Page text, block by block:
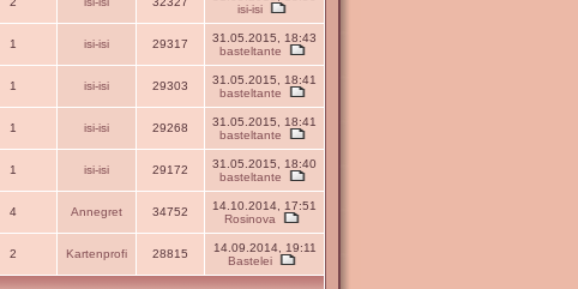
isi-isi
1 isi-isi 29317
31.05.2015, 18:43
basteltante
1 isi-isi 29303
31.05.2015, 18:41
basteltante
1 isi-isi 29268
31.05.2015, 18:41
basteltante
1 isi-isi 29172
31.05.2015, 18:40
basteltante
4 Annegret 34752
14.10.2014, 17:51
Rosinova
2 Kartenprofi 28815
14.09.2014, 19:11
Bastelei